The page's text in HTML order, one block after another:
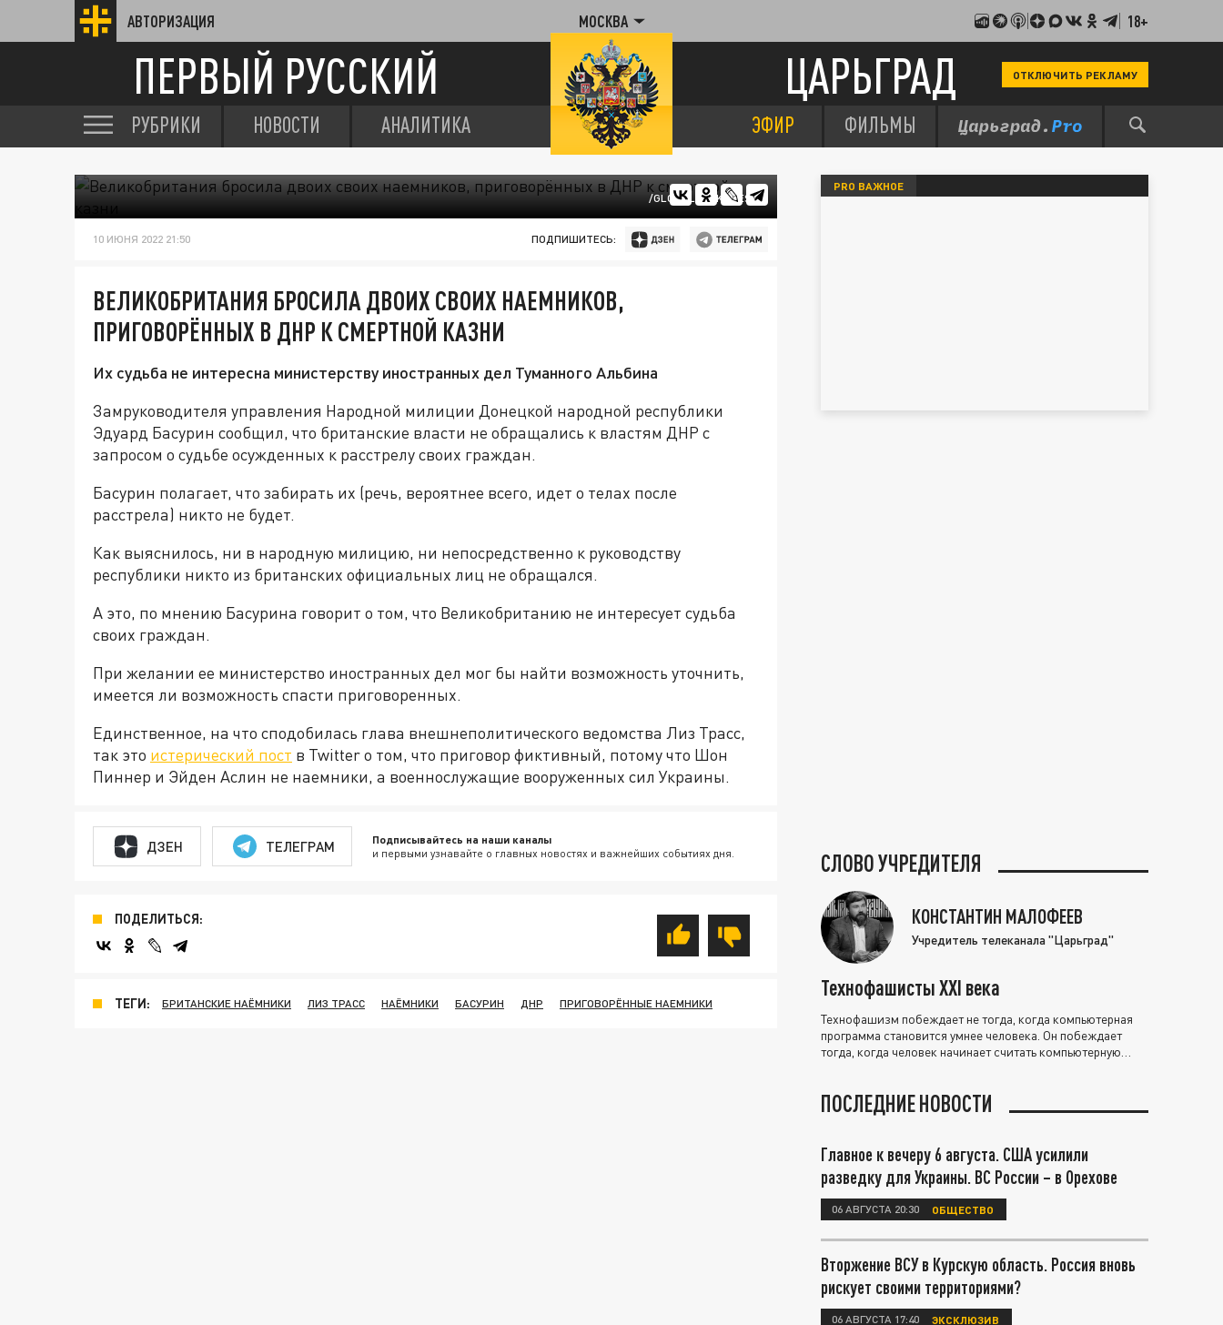
АВТОРИЗАЦИЯ МОСКВА 18+
ПЕРВЫЙ РУССКИЙ ЦАРЬГРАД ОТКЛЮЧИТЬ РЕКЛАМУ
РУБРИКИ НОВОСТИ АНАЛИТИКА ЭФИР ФИЛЬМЫ
/GLOBALLOOKPRESS
10 ИЮНЯ 2022 21:50 ПОДПИШИТЕСЬ:
ВЕЛИКОБРИТАНИЯ БРОСИЛА ДВОИХ СВОИХ НАЕМНИКОВ,
ПРИГОВОРЁННЫХ В ДНР К СМЕРТНОЙ КАЗНИ
Их судьба не интересна министерству иностранных дел Туманного Альбина
Замруководителя управления Народной милиции Донецкой народной республики
Эдуард Басурин сообщил, что британские власти не обращались к властям ДНР с
запросом о судьбе осужденных к расстрелу своих граждан.
Басурин полагает, что забирать их (речь, вероятнее всего, идет о телах после
расстрела) никто не будет.
Как выяснилось, ни в народную милицию, ни непосредственно к руководству
республики никто из британских официальных лиц не обращался.
А это, по мнению Басурина говорит о том, что Великобританию не интересует судьба
своих граждан.
При желании ее министерство иностранных дел мог бы найти возможность уточнить,
имеется ли возможность спасти приговоренных.
Единственное, на что сподобилась глава внешнеполитического ведомства Лиз Трасс,
так это истерический пост в Twitter о том, что приговор фиктивный, потому что Шон
Пиннер и Эйден Аслин не наемники, а военнослужащие вооруженных сил Украины.
ДЗЕН ТЕЛЕГРАМ Подписывайтесь на наши каналы
и первыми узнавайте о главных новостях и важнейших событиях дня.
ПОДЕЛИТЬСЯ:
ТЕГИ: БРИТАНСКИЕ НАЁМНИКИ ЛИЗ ТРАСС НАЁМНИКИ БАСУРИН ДНР ПРИГОВОРЁННЫЕ НАЕМНИКИ
PRO ВАЖНОЕ
СЛОВО УЧРЕДИТЕЛЯ
КОНСТАНТИН МАЛОФЕЕВ
Учредитель телеканала "Царьград"
Технофашисты XXI века
Технофашизм побеждает не тогда, когда компьютерная
программа становится умнее человека. Он побеждает
тогда, когда человек начинает считать компьютерную
ПОСЛЕДНИЕ НОВОСТИ
Главное к вечеру 6 августа. США усилили
разведку для Украины. ВС России – в Орехове
06 АВГУСТА 20:30 ОБЩЕСТВО
Вторжение ВСУ в Курскую область. Россия вновь
рискует своими территориями?
06 АВГУСТА 17:40 ЭКСКЛЮЗИВ